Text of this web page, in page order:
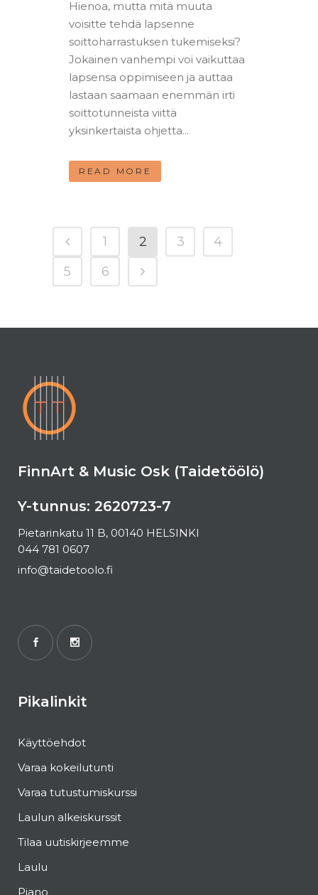
Hienoa, mutta mitä muuta
voisitte tehdä lapsenne
soittoharrastuksen tukemiseksi?
Jokainen vanhempi voi vaikuttaa
lapsensa oppimiseen ja auttaa
lastaan saamaan enemmän irti
soittotunneista viittä
yksinkertaista ohjetta...
READ MORE
1 2 3
4
5
6
FinnArt & Music Osk (Taidetöölö)
Y-tunnus: 2620723-7
Pietarinkatu 11 B, 00140 HELSINKI
044 781 0607
info@taidetoolo.fi
Pikalinkit
Käyttöehdot
Varaa kokeilutunti
Varaa tutustumiskurssi
Laulun alkeiskurssit
Tilaa uutiskirjeemme
Laulu
Piano